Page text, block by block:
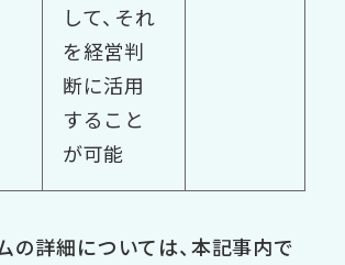
して、それ
を経営判
断に活用
すること
が可能
の詳細については、本記事内で